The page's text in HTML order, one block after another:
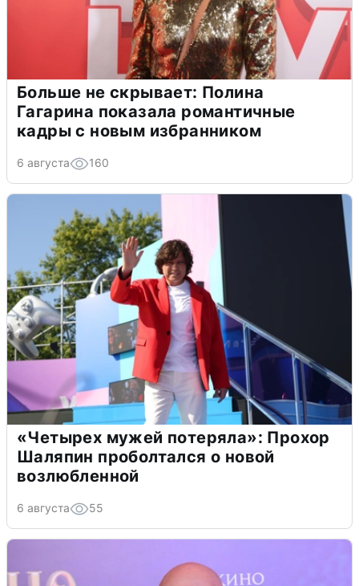
Больше не скрывает: Полина
Гагарина показала романтичные
кадры с новым избранником
6 августа 160
«Четырех мужей потеряла»: Прохор
Шаляпин проболтался о новой
возлюбленной
6 августа 55